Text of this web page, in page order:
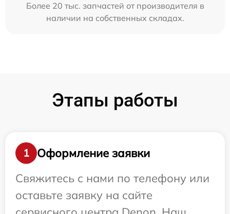
Более 20 тыс. запчастей от производителя в
наличии на собственных складах.
Этапы работы
1
Оформление заявки
Свяжитесь с нами по телефону или
оставьте заявку на сайте